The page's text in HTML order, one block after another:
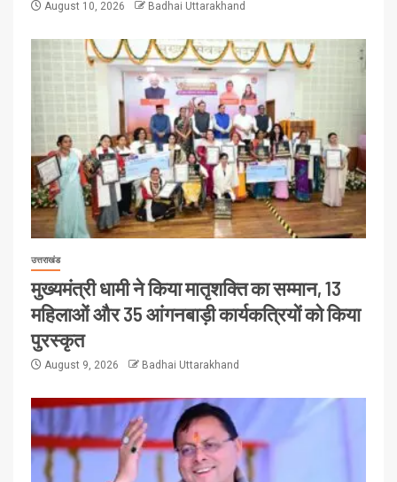
August 10, 2026 Badhai Uttarakhand
उत्तराखंड
मुख्यमंत्री धामी ने किया मातृशक्ति का सम्मान, 13
महिलाओं और 35 आंगनबाड़ी कार्यकत्रियों को किया
पुरस्कृत
August 9, 2026 Badhai Uttarakhand